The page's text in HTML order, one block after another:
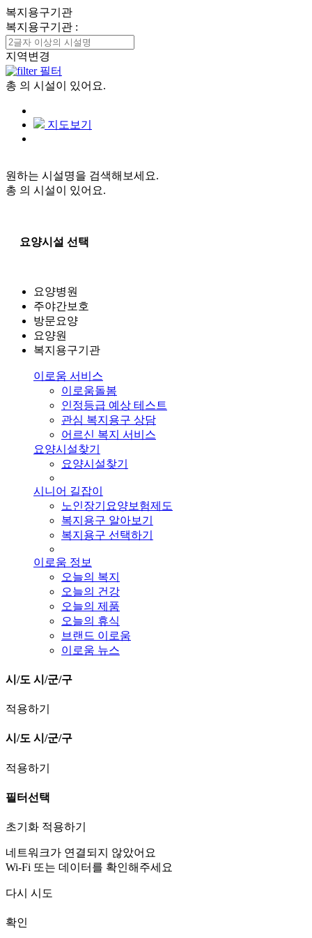
복지용구기관
복지용구기관 :
지역변경
필터
총 의 시설이 있어요.
지도보기
원하는 시설명을 검색해보세요.
총 의 시설이 있어요.
요양시설 선택
요양병원
주야간보호
방문요양
요양원
복지용구기관
이로움 서비스
이로움돌봄
인정등급 예상 테스트
관심 복지용구 상담
어르신 복지 서비스
요양시설찾기
요양시설찾기
시니어 길잡이
노인장기요양보험제도
복지용구 알아보기
복지용구 선택하기
이로움 정보
오늘의 복지
오늘의 건강
오늘의 제품
오늘의 휴식
브랜드 이로움
이로움 뉴스
시/도 시/군/구
적용하기
시/도 시/군/구
적용하기
필터선택
초기화 적용하기
네트워크가 연결되지 않았어요
Wi-Fi 또는 데이터를 확인해주세요
다시 시도
확인